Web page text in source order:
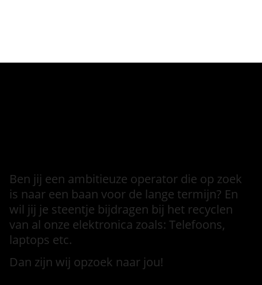
Ben jij een ambitieuze operator die op zoek
is naar een baan voor de lange termijn? En
wil jij je steentje bijdragen bij het recyclen
van al onze elektronica zoals: Telefoons,
laptops etc.
Dan zijn wij opzoek naar jou!